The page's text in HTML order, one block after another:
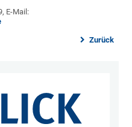
E-Mail:
Zurück